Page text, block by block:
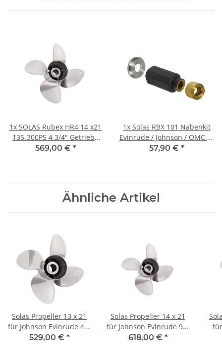
1x SOLAS Rubex HR4 14 x21
135-300PS 4 3/4" Getriebe
Edelstahl 4 Blatt
569,00 € *
1x Solas RBX 101 Nabenkit
Evinrude / Johnson / OMC BJ
89-90 für 90-300 PS
57,90 € *
Ähnliche Artikel
Solas Propeller 13 x 21
für Johnson Evinrude 40-
140PS 4-Blatt 13 Zähne
529,00 € *
Solas Propeller 14 x 21
für Johnson Evinrude 90-
300PS 4-Blatt 15 Zähne
618,00 € *